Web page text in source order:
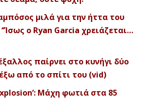
μιλά για την ήττα του
ο Ryan Garcia χρειάζεται…
παίρνει στο κυνήγι δύο
από το σπίτι του (vid)
Μάχη φωτιά στα 85